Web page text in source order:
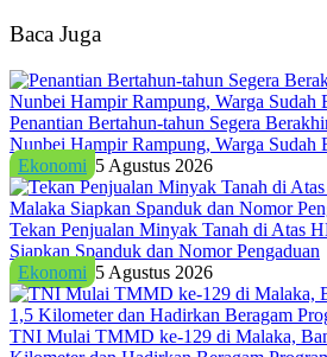
Baca Juga
Penantian Bertahun-tahun Segera
Nunbei Hampir Rampung, Warga Sudah
Ekonomi 5 Agustus 2026
Tekan Penjualan Minyak Tanah di Atas
Siapkan Spanduk dan Nomor Pengaduan
Ekonomi 5 Agustus 2026
TNI Mulai TMMD ke-129 di Malaka,